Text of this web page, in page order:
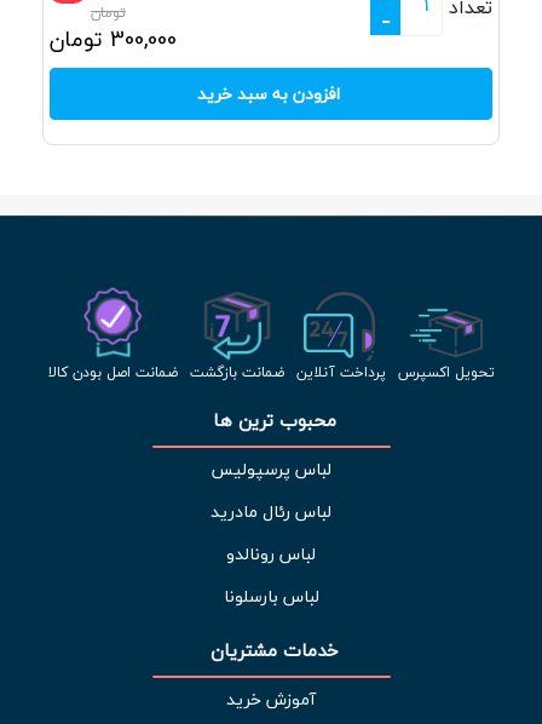
تومان
300,000 تومان
تعداد
-
افزودن به سبد خرید
تحویل اکسپرس پرداخت آنلاین ضمانت بازگشت ضمانت اصل بودن کالا
محبوب ترین ها
لباس پرسپولیس
لباس رئال مادرید
لباس رونالدو
لباس بارسلونا
خدمات مشتریان
آموزش خرید